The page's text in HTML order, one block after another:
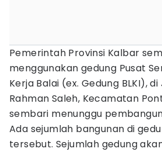
Pemerintah Provinsi Kalbar
menggunakan gedung Pusat
Kerja Balai (ex. Gedung BLKI),
Rahman Saleh, Kecamatan
sembari menunggu
Ada sejumlah bangunan di
tersebut. Sejumlah gedung